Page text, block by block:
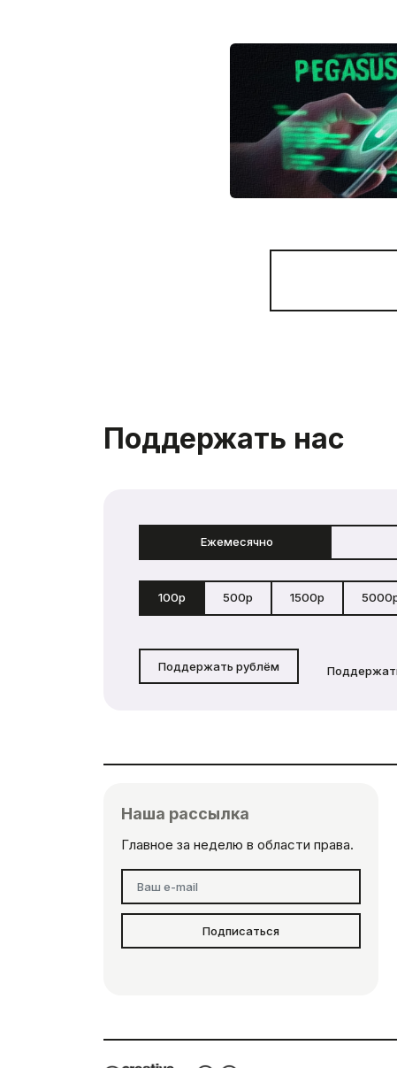
Поддержать нас
Ежемесячно
100р 500р 1500р
Поддержать рублём
Наша рассылка
Главное за неделю в области права.
Подписаться